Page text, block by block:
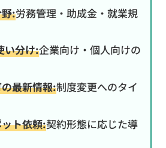
:労務管理・助成金・就業規
分け:企業向け・個人向けの
最新情報:制度変更へのタイ
ト依頼:契約形態に応じた導